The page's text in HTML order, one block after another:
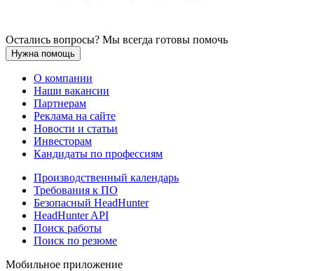
Остались вопросы? Мы всегда готовы помочь
Нужна помощь
О компании
Наши вакансии
Партнерам
Реклама на сайте
Новости и статьи
Инвесторам
Кандидаты по профессиям
Производственный календарь
Требования к ПО
Безопасный HeadHunter
HeadHunter API
Поиск работы
Поиск по резюме
Мобильное приложение